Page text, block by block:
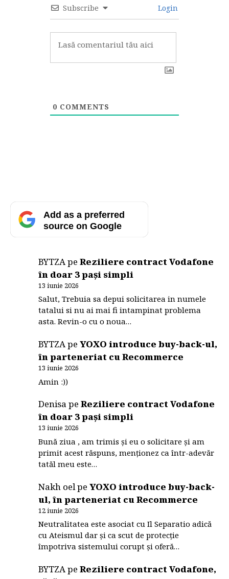
Subscribe Login
0 COMMENTS
Add as a preferred
source on Google
BYTZApeReziliere contract Vodafone
în doar 3 pași simpli
13 iunie 2026
Salut, Trebuia sa depui solicitarea in numele
tatalui si nu ai mai fi intampinat problema
asta. Revin-o cu o noua…
BYTZApeYOXO introduce buy-back-ul,
în parteneriat cu Recommerce
13 iunie 2026
Amin :))
DenisapeReziliere contract Vodafone
în doar 3 pași simpli
13 iunie 2026
Bună ziua , am trimis și eu o solicitare și am
primit acest răspuns, menționez ca într-adevăr
tatăl meu este…
Nakh oel peYOXO introduce buy-back-
ul, în parteneriat cu Recommerce
12 iunie 2026
Neutralitatea este asociat cu Il Separatio adică
cu Ateismul dar și ca scut de protecție
împotriva sistemului corupt și oferă…
BYTZApeReziliere contract Vodafone,